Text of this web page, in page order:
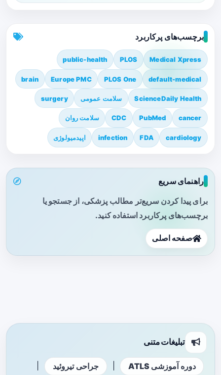
برچسب‌های پرکاربرد
Medical Xpress
PLOS
public-health
default-medical
PLOS One
Europe PMC
brain
ScienceDaily Health سلامت عمومی surgery
cancer
PubMed
CDC سلامت روان
cardiology
FDA
infection اپیدمیولوژی
راهنمای سریع
برای پیدا کردن سریع‌تر مطالب پزشکی، از جستجو یا
برچسب‌های پرکاربرد استفاده کنید.
صفحه اصلی
تبلیغات متنی
دوره آموزشی ATLS جراحی تیروئید